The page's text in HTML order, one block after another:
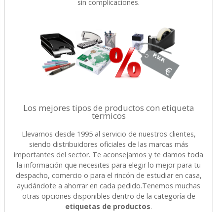
sin complicaciones.
Los mejores tipos de productos con etiqueta
termicos
Llevamos desde 1995 al servicio de nuestros clientes,
siendo distribuidores oficiales de las marcas más
importantes del sector. Te aconsejamos y te damos toda
la información que necesites para elegir lo mejor para tu
despacho, comercio o para el rincón de estudiar en casa,
ayudándote a ahorrar en cada pedido.Tenemos muchas
otras opciones disponibles dentro de la categoría de
etiquetas de productos.